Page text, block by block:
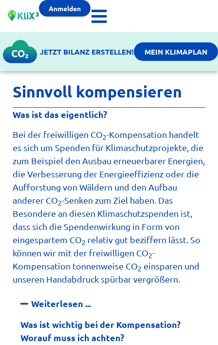
Anmelden
JETZT BILANZ ERSTELLEN! MEIN KLIMAPLAN
Sinnvoll kompensieren
Was ist das eigentlich?
Bei der freiwilligen CO2-Kompensation handelt
es sich um Spenden für Klimaschutzprojekte, die
zum Beispiel den Ausbau erneuerbarer Energien,
die Verbesserung der Energieeffizienz oder die
Aufforstung von Wäldern und den Aufbau
anderer CO2-Senken zum Ziel haben. Das
Besondere an diesen Klimaschutzspenden ist,
dass sich die Spendenwirkung in Form von
eingespartem CO2 relativ gut beziffern lässt. So
können wir mit der freiwilligen CO2-
Kompensation tonnenweise CO2 einsparen und
unseren Handabdruck spürbar vergrößern.
Weiterlesen ...
Was ist wichtig bei der Kompensation?
Worauf muss ich achten?